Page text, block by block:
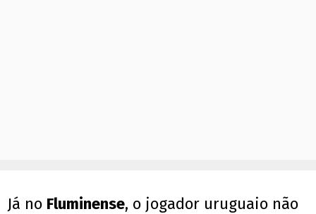
Já no Fluminense, o jogador uruguaio não